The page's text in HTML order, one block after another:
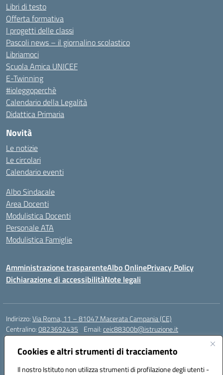
Cookies e altri strumenti di tracciamento
Il nostro Istituto non utilizza strumenti di profilazione degli utenti -
Libri di testo
Offerta formativa
I progetti delle classi
Pascoli news – il giornalino scolastico
Libriamoci
Scuola Amica UNICEF
E-Twinning
#ioleggoperchè
Calendario della Legalità
Didattica Primaria
Novità
Le notizie
Le circolari
Calendario eventi
Albo Sindacale
Area Docenti
Modulistica Docenti
Personale ATA
Modulistica Famiglie
Amministrazione trasparenteAlbo OnlinePrivacy Policy
Dichiarazione di accessibilitàNote legali
Indirizzo:Via Roma, 11 – 81047 Macerata Campania (CE)
Centralino:0823692435 Email:ceic88300b@istruzione.it
Posta elettronica certificata (PEC):
Codice fiscale: 94017830616
Codice meccanografico:CEIC88300B